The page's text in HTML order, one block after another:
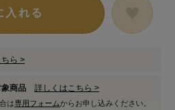
入れる
ら >
象商品 詳しくはこちら >
は専用フォームからお申し込みください。